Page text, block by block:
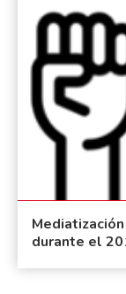
durante el